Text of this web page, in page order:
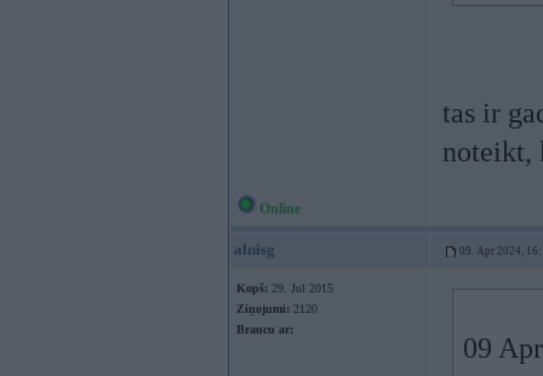
tas ir
noteikt,
Online
alnisg 09. Apr 2024,
Kopš: 29. Jul 2015
Ziņojumi: 2120
Braucu ar:
09